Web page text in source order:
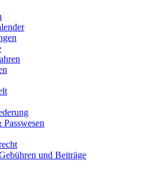
und Beiträge